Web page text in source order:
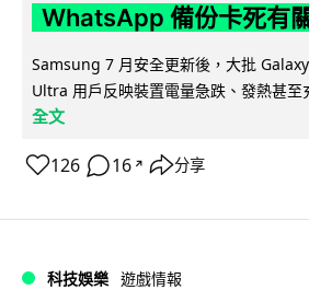
WhatsApp 備份卡死有
Samsung 7 月安全更新後，大批
Ultra 用戶反映裝置電量急跌、發熱甚至
全文
126 16 ↗ 分享
科技娛樂 遊戲情報